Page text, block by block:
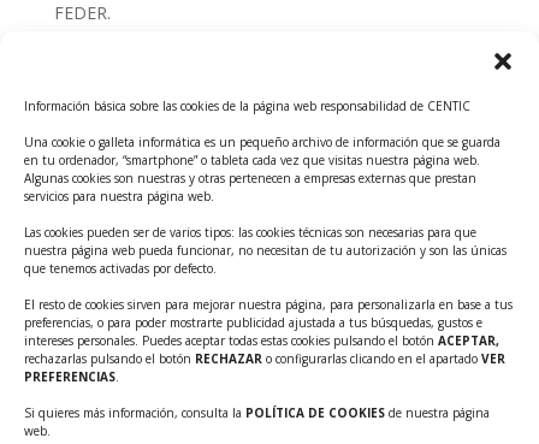
Información básica sobre las cookies de la página web responsabilidad de CENTIC
Una cookie o galleta informática es un pequeño archivo de información que se guarda
en tu ordenador, “smartphone” o tableta cada vez que visitas nuestra página web.
Algunas cookies son nuestras y otras pertenecen a empresas externas que prestan
servicios para nuestra página web.
Las cookies pueden ser de varios tipos: las cookies técnicas son necesarias para que
nuestra página web pueda funcionar, no necesitan de tu autorización y son las únicas
que tenemos activadas por defecto.
El resto de cookies sirven para mejorar nuestra página, para personalizarla en base a tus
preferencias, o para poder mostrarte publicidad ajustada a tus búsquedas, gustos e
intereses personales. Puedes aceptar todas estas cookies pulsando el botón ACEPTAR,
rechazarlas pulsando el botón RECHAZAR o configurarlas clicando en el apartado VER
PREFERENCIAS.
Si quieres más información, consulta la POLÍTICA DE COOKIES de nuestra página
web.
FEDER.
Tecnológicos 2ª ed.
Ayudas INFO para el apoyo a las empresas
innovadoras con potencial tecnológico y escalables
Convocatoria Cheque de Innovación. Ayudas INFO
para la contratación de servicios de Innovación y
Competitividad
Cheque Inversión del INFO. Ayudas para la
contratación de servicios de Innovación y
Competitividad para apoyar rondas de financiación.
Inscripciones abiertas!!